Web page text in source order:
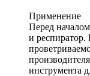
Применение
Перед
и респиратор.
инструмента